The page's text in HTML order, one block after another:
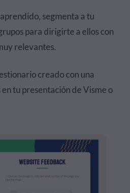
segmenta a tu
para dirigirte a ellos con
relevantes.
creado con una
tu presentación de Visme o